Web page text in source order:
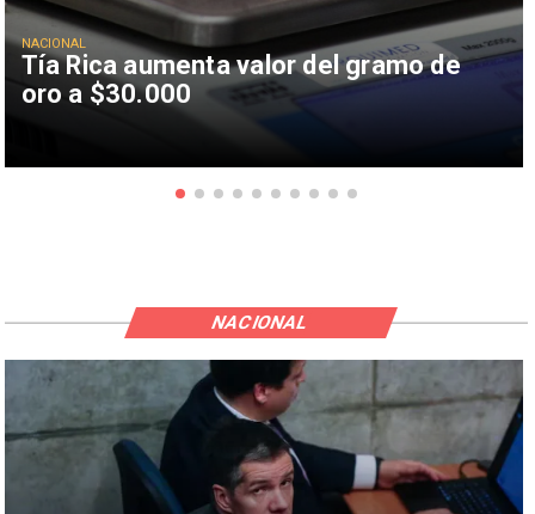
Tía Rica aumenta valor del gramo de
oro a $30.000
NACIONAL
NACIONAL